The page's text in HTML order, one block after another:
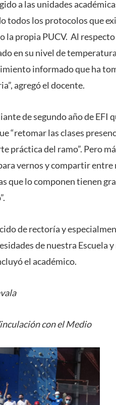
a las unidades
todos los protocolos que
la propia PUCV. Al
en su nivel de
informado que ha
agregó el docente.
de segundo año de EFI
“retomar las clases
práctica del ramo”. Pero
vernos y compartir
que lo componen tienen
de rectoría y
de nuestra Escuela
el académico.
con el Medio